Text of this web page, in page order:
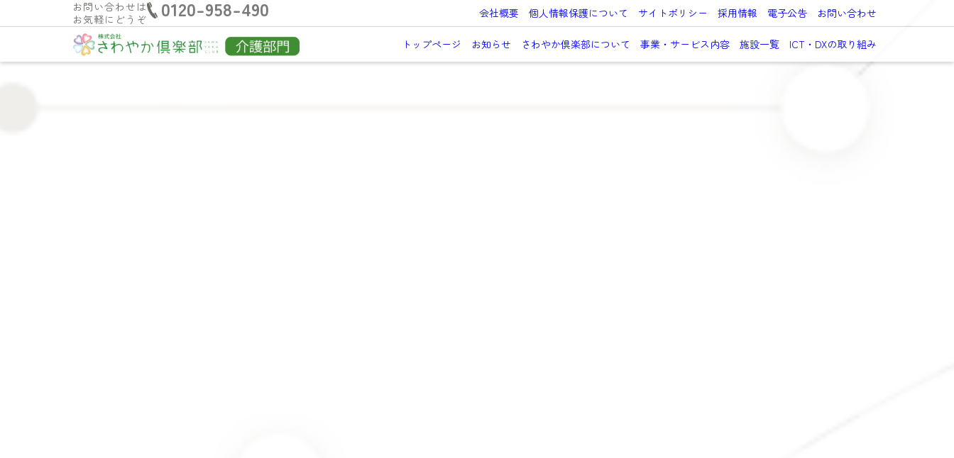
お問い合わせは
お気軽にどうぞ
0120-958-490 会社概要 個人情報保護について サイトポリシー 採用情報 電子公告 お問い合わせ
トップページ お知らせ さわやか倶楽部について 事業・サービス内容 施設一覧 ICT・DXの取り組み